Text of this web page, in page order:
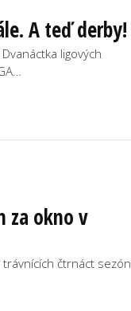
A teď derby!
ligových
za okno v
trávnících čtrnáct sezón